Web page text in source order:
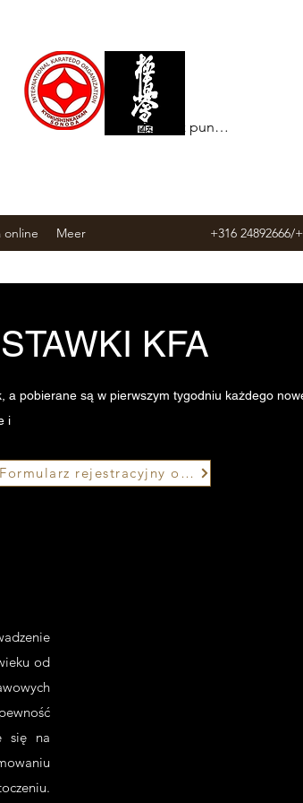
Zobacz punkty
online Meer +316 24892666/
STAWKI KFA
a pobierane są w pierwszym tygodniu każdego
i
Formularz rejestracyjny online
od
się na